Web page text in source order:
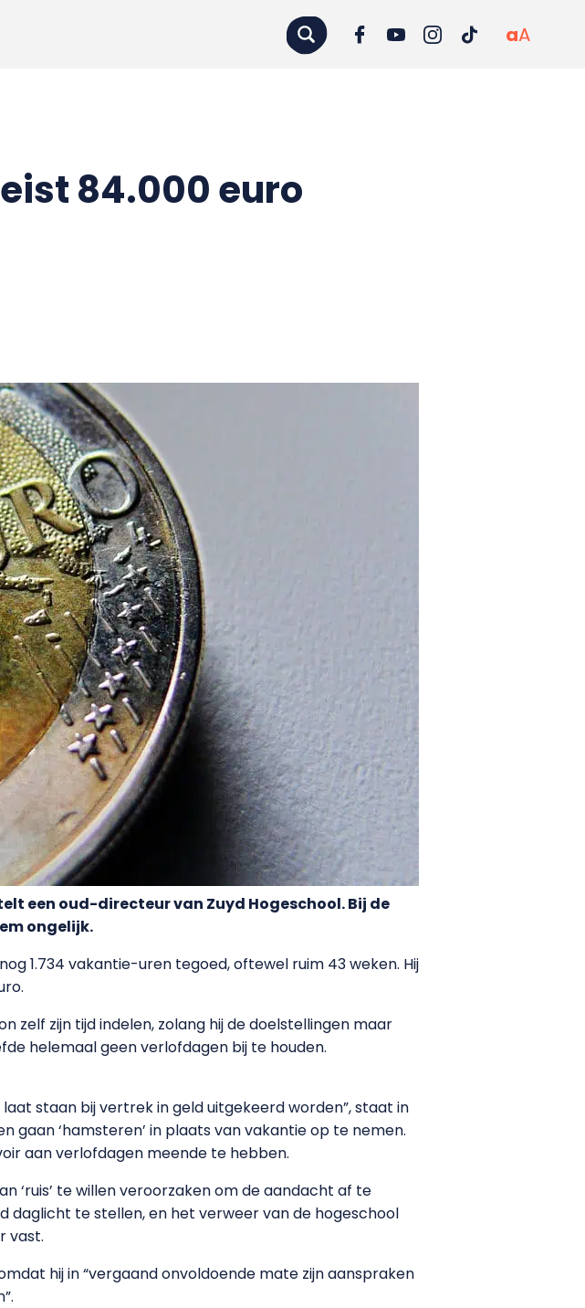
aA
84.000 euro
een oud-directeur van Zuyd Hogeschool. Bij de
ongelijk.
1.734 vakantie-uren tegoed, oftewel ruim 43 weken. Hij
zelf zijn tijd indelen, zolang hij de doelstellingen maar
helemaal geen verlofdagen bij te houden.
staan bij vertrek in geld uitgekeerd worden”, staat in
gaan ‘hamsteren’ in plaats van vakantie op te nemen.
aan verlofdagen meende te hebben.
‘ruis’ te willen veroorzaken om de aandacht af te
daglicht te stellen, en het verweer van de hogeschool
vast.
hij in “vergaand onvoldoende mate zijn aanspraken